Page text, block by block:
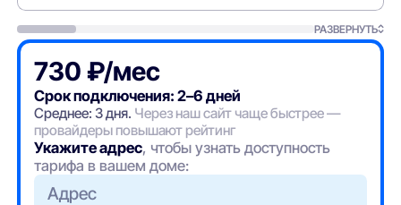
РАЗВЕРНУТЬ
730 ₽/мес
Срок подключения: 2–6 дней
Среднее: 3 дня. Через наш сайт чаще быстрее —
провайдеры повышают рейтинг
Укажите адрес, чтобы узнать доступность
тарифа в вашем доме:
Адрес